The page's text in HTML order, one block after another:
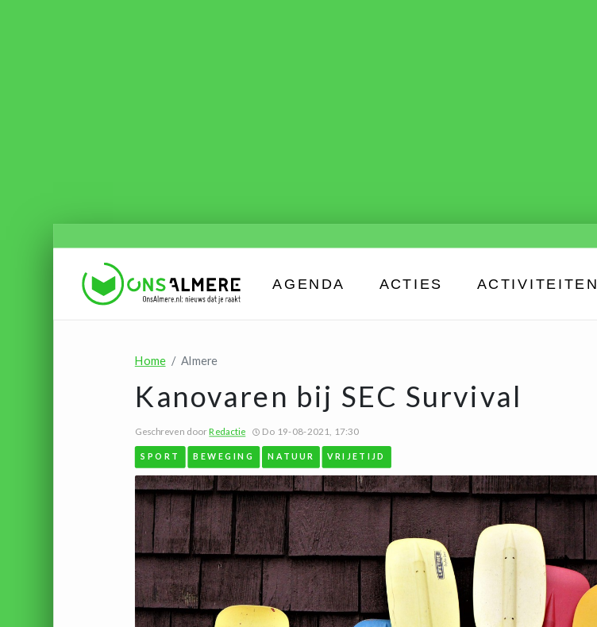
AGENDA ACTIES ACTIVITEITEN
Home Almere
Kanovaren bij SEC Survival
Geschreven doorRedactie Do 19-08-2021, 17:30
SPORT BEWEGING NATUUR VRIJETIJD